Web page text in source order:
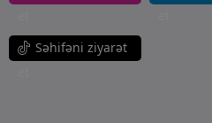
Səhifəni ziyarət